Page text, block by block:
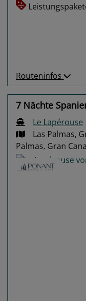
Routeninfos
7 Nächte
Le Lapérouse
Las Palmas,
Palmas, Gran